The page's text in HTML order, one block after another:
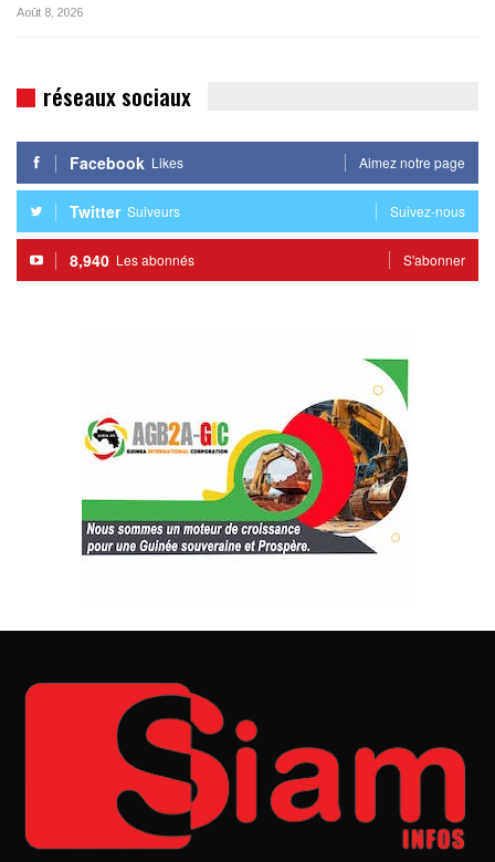
Août 8, 2026
réseaux sociaux
Facebook Likes Aimez notre page
Twitter Suiveurs Suivez-nous
8,940 Les abonnés S'abonner